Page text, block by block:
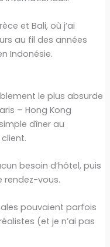
et Bali, où j’ai
au fil des années
Indonésie.
le plus absurde
– Hong Kong
dîner au
besoin d’hôtel, puis
rendez-vous.
pouvaient parfois
(et je n’ai pas